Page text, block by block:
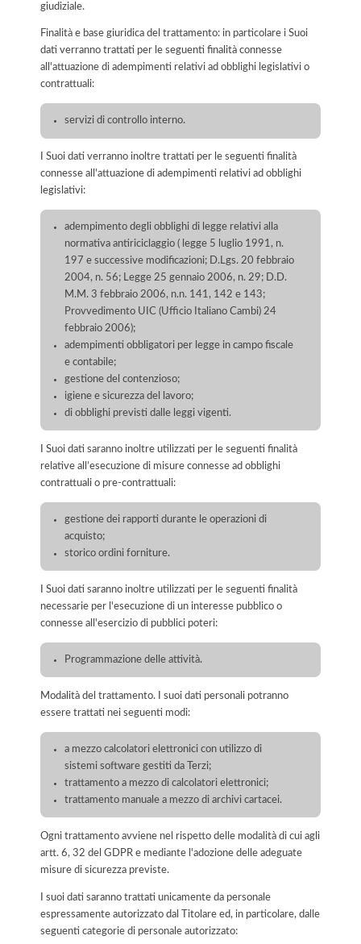
giudiziale.
Finalità e base giuridica del trattamento: in particolare i Suoi
dati verranno trattati per le seguenti finalità connesse
all'attuazione di adempimenti relativi ad obblighi legislativi o
contrattuali:
servizi di controllo interno.
I Suoi dati verranno inoltre trattati per le seguenti finalità
connesse all'attuazione di adempimenti relativi ad obblighi
legislativi:
adempimento degli obblighi di legge relativi alla
normativa antiriciclaggio ( legge 5 luglio 1991, n.
197 e successive modificazioni; D.Lgs. 20 febbraio
2004, n. 56; Legge 25 gennaio 2006, n. 29; D.D.
M.M. 3 febbraio 2006, n.n. 141, 142 e 143;
Provvedimento UIC (Ufficio Italiano Cambi) 24
febbraio 2006);
adempimenti obbligatori per legge in campo fiscale
e contabile;
gestione del contenzioso;
igiene e sicurezza del lavoro;
di obblighi previsti dalle leggi vigenti.
I Suoi dati saranno inoltre utilizzati per le seguenti finalità
relative all’esecuzione di misure connesse ad obblighi
contrattuali o pre-contrattuali:
gestione dei rapporti durante le operazioni di
acquisto;
storico ordini forniture.
I Suoi dati saranno inoltre utilizzati per le seguenti finalità
necessarie per l'esecuzione di un interesse pubblico o
connesse all'esercizio di pubblici poteri:
Programmazione delle attività.
Modalità del trattamento. I suoi dati personali potranno
essere trattati nei seguenti modi:
a mezzo calcolatori elettronici con utilizzo di
sistemi software gestiti da Terzi;
trattamento a mezzo di calcolatori elettronici;
trattamento manuale a mezzo di archivi cartacei.
Ogni trattamento avviene nel rispetto delle modalità di cui agli
artt. 6, 32 del GDPR e mediante l'adozione delle adeguate
misure di sicurezza previste.
I suoi dati saranno trattati unicamente da personale
espressamente autorizzato dal Titolare ed, in particolare, dalle
seguenti categorie di personale autorizzato: